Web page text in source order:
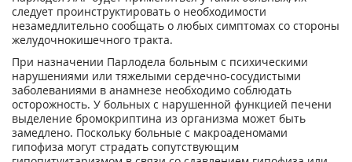
следует проинструктировать о необходимости
незамедлительно сообщать о любых симптомах со стороны
желудочнокишечного тракта.
При назначении Парлодела больным с психическими
нарушениями или тяжелыми сердечно-сосудистыми
заболеваниями в анамнезе необходимо соблюдать
осторожность. У больных с нарушенной функцией печени
выделение бромокриптина из организма может быть
замедлено. Поскольку больные с макроаденомами
гипофиза могут страдать сопутствующим